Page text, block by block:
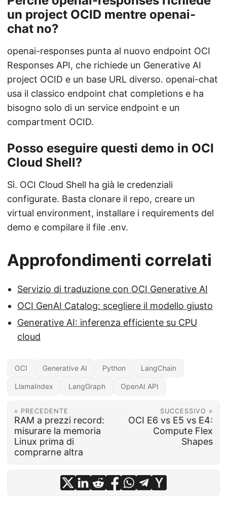
un project OCID mentre openai-
chat no?
openai-responses punta al nuovo endpoint OCI
Responses API, che richiede un Generative AI
project OCID e un base URL diverso. openai-chat
usa il classico endpoint chat completions e ha
bisogno solo di un service endpoint e un
compartment OCID.
Posso eseguire questi demo in OCI
Cloud Shell?
Sì. OCI Cloud Shell ha già le credenziali
configurate. Basta clonare il repo, creare un
virtual environment, installare i requirements del
demo e compilare il file .env.
Approfondimenti correlati
Servizio di traduzione con OCI Generative AI
OCI GenAI Catalog: scegliere il modello giusto
Generative AI: inferenza efficiente su CPU
cloud
OCI Generative AI Python LangChain
LlamaIndex LangGraph OpenAI API
« PRECEDENTE
RAM a prezzi record:
misurare la memoria
Linux prima di
comprarne altra
SUCCESSIVO »
OCI E6 vs E5 vs E4:
Compute Flex
Shapes